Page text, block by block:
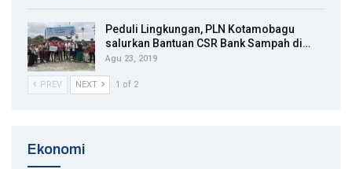
Peduli Lingkungan, PLN Kotamobagu
salurkan Bantuan CSR Bank Sampah di…
Agu 23, 2019
PREV NEXT 1 of 2
Ekonomi